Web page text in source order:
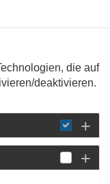
DETAIL
die auf
deaktivieren.